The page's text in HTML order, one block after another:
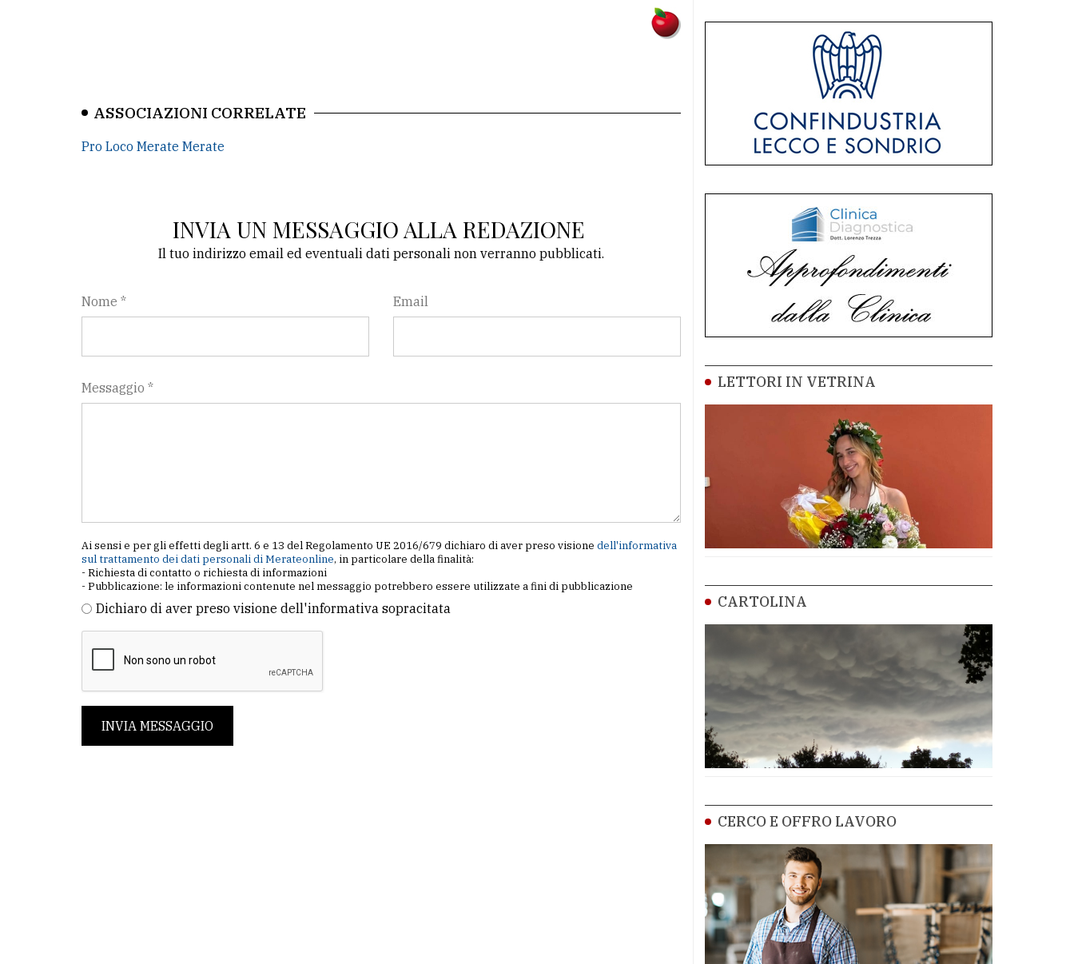
ASSOCIAZIONI CORRELATE
Pro Loco Merate Merate
INVIA UN MESSAGGIO ALLA REDAZIONE
Il tuo indirizzo email ed eventuali dati personali non verranno pubblicati.
Nome * Email
Messaggio *
Ai sensi e per gli effetti degli artt. 6 e 13 del Regolamento UE 2016/679 dichiaro di aver preso visione dell'informativa
sul trattamento dei dati personali di Merateonline, in particolare della finalità:
- Richiesta di contatto o richiesta di informazioni
- Pubblicazione: le informazioni contenute nel messaggio potrebbero essere utilizzate a fini di pubblicazione
Dichiaro di aver preso visione dell'informativa sopracitata
INVIA MESSAGGIO
LETTORI IN VETRINA
CARTOLINA
CERCO E OFFRO LAVORO